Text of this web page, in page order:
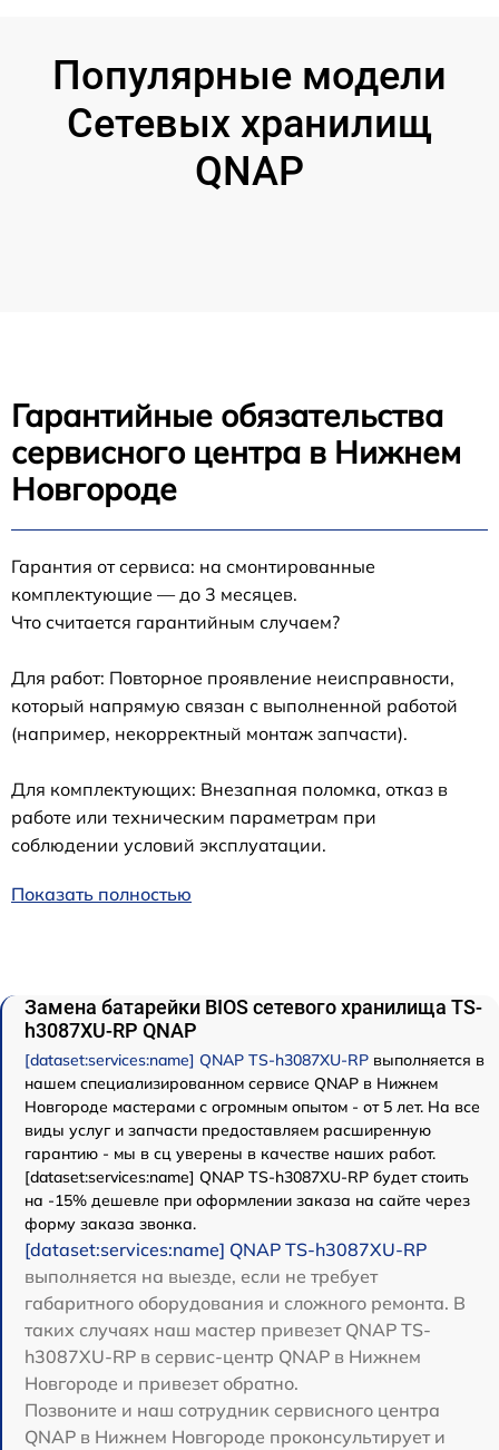
Популярные модели
Сетевых хранилищ
QNAP
Гарантийные обязательства
сервисного центра в Нижнем
Новгороде
Гарантия от сервиса: на смонтированные
комплектующие — до 3 месяцев.
Что считается гарантийным случаем?
Для работ: Повторное проявление неисправности,
который напрямую связан с выполненной работой
(например, некорректный монтаж запчасти).
Для комплектующих: Внезапная поломка, отказ в
работе или техническим параметрам при
соблюдении условий эксплуатации.
Показать полностью
Замена батарейки BIOS сетевого хранилища TS-
h3087XU-RP QNAP
[dataset:services:name] QNAP TS-h3087XU-RP выполняется в
нашем специализированном сервисе QNAP в Нижнем
Новгороде мастерами с огромным опытом - от 5 лет. На все
виды услуг и запчасти предоставляем расширенную
гарантию - мы в сц уверены в качестве наших работ.
[dataset:services:name] QNAP TS-h3087XU-RP будет стоить
на -15% дешевле при оформлении заказа на сайте через
форму заказа звонка.
[dataset:services:name] QNAP TS-h3087XU-RP
выполняется на выезде, если не требует
габаритного оборудования и сложного ремонта. В
таких случаях наш мастер привезет QNAP TS-
h3087XU-RP в сервис-центр QNAP в Нижнем
Новгороде и привезет обратно.
Позвоните и наш сотрудник сервисного центра
QNAP в Нижнем Новгороде проконсультирует и